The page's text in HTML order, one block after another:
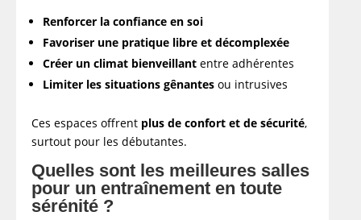
Renforcer la confiance en soi
Favoriser une pratique libre et décomplexée
Créer un climat bienveillant entre adhérentes
Limiter les situations gênantes ou intrusives
Ces espaces offrent plus de confort et de sécurité,
surtout pour les débutantes.
Quelles sont les meilleures salles
pour un entraînement en toute
sérénité ?